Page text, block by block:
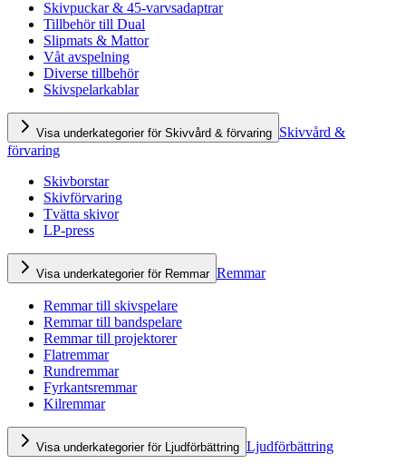
Skivpuckar & 45-varvsadaptrar
Tillbehör till Dual
Slipmats & Mattor
Våt avspelning
Diverse tillbehör
Skivspelarkablar
Visa underkategorier för Skivvård & förvaring Skivvård &
förvaring
Skivborstar
Skivförvaring
Tvätta skivor
LP-press
Visa underkategorier för Remmar Remmar
Remmar till skivspelare
Remmar till bandspelare
Remmar till projektorer
Flatremmar
Rundremmar
Fyrkantsremmar
Kilremmar
Visa underkategorier för Ljudförbättring Ljudförbättring